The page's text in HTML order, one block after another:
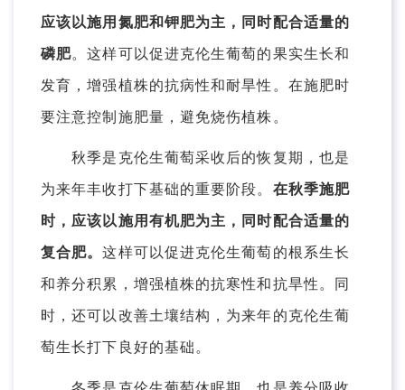
应该以施用氮肥和钾肥为主，同时配合适量的
磷肥。这样可以促进克伦生葡萄的果实生长和
发育，增强植株的抗病性和耐旱性。在施肥时
要注意控制施肥量，避免烧伤植株。
秋季是克伦生葡萄采收后的恢复期，也是
为来年丰收打下基础的重要阶段。 在秋季施肥
时，应该以施用有机肥为主，同时配合适量的
复合肥。这样可以促进克伦生葡萄的根系生长
和养分积累，增强植株的抗寒性和抗旱性。同
时，还可以改善土壤结构，为来年的克伦生葡
萄生长打下良好的基础。